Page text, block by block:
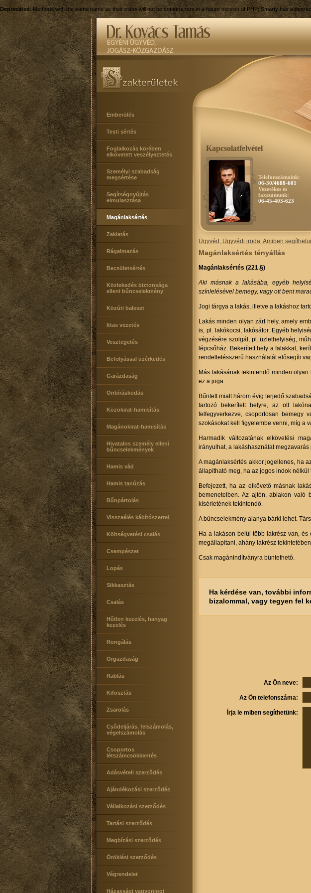
Deprecated: Methods with the same name as their class will not be constructors in a future version of PHP; Smarty has a
Emberölés
Testi sértés
Foglalkozás körében
elkövetett veszélyeztetés
Személyi szabadság
megsértése
Segítségnyújtás
elmulasztása
Magánlaksértés
Zaklatás
Rágalmazás
Becsületsértés
Közlekedés biztonsága
elleni bűncselekmény
Közúti baleset
Ittas vezetés
Vesztegetés
Befolyással üzérkedés
Garázdaság
Önbíráskodás
Közokirat-hamisítás
Magánokirat-hamisítás
Hivatalos személy elleni
bűncselekmények
Hamis vád
Hamis tanúzás
Bűnpártolás
Visszaélés kábítószerrel
Költségvetési csalás
Csempészet
Lopás
Sikkasztás
Csalás
Hűtlen kezelés, hanyag
kezelés
Rongálás
Orgazdaság
Rablás
Kifosztás
Zsarolás
Csődeljárás, felszámolás,
végelszámolás
Csoportos
létszámcsökkentés
Adásvételi szerződés
Ajándékozási szerződés
Vállalkozási szerződés
Tartási szerződés
Megbízási szerződés
Öröklési szerződés
Végrendelet
Házassági vagyonjogi
Kapcsolatfelvétel
Telefonszámaink:
06-30/4688-601
Vezetékes és
faxszámunk:
06-45-403-623
Ügyvéd, Ügyvédi iroda: Amiben
Magánlaksértés tényállás
Magánlaksértés (221.§)
Aki másnak a lakásába, egyéb
színlelésével bemegy, vagy ott bent
Jogi tárgya a lakás, illetve a lakáshoz
Lakás minden olyan zárt hely, amely
is, pl. lakókocsi, lakósátor. Egyéb
végzésére szolgál, pl. üzlethelyiség,
lépcsőház. Bekerített hely a falakkal,
rendeltetésszerű használatát elősegíti
Más lakásának tekintendő minden
ez a joga.
Bűntett miatt három évig terjedő
tartozó bekerített helyre, az ott
felfegyverkezve, csoportosan bemegy
szokásokat kell figyelembe venni, míg a
Harmadik változatának elkövetési
irányulhat, a lakáshasználat
A magánlaksértés akkor jogellenes, ha
állapítható meg, ha az jogos indok
Befejezett, ha az elkövető másnak
bemenetelben. Az ajtón, ablakon való
kísérletének tekintendő.
A bűncselekmény alanya bárki lehet.
Ha a lakáson belül több lakrész van, és
megállapítani, ahány lakrész
Csak magánindítványra büntethető.
Ha kérdése van, további
bizalommal, vagy tegyen fel
Az Ön neve:
Az Ön telefonszáma:
Írja le miben segíthetünk: